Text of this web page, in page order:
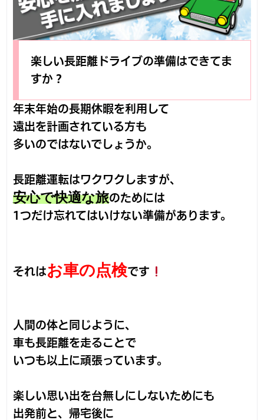
楽しい長距離ドライブの準備はできてま
すか？
年末年始の長期休暇を利用して
遠出を計画されている方も
多いのではないでしょうか。
長距離運転はワクワクしますが、
安心で快適な旅のためには
1つだけ忘れてはいけない準備があります。
それはお車の点検です
人間の体と同じように、
車も長距離を走ることで
いつも以上に頑張っています。
楽しい思い出を台無しにしないためにも
出発前と、帰宅後に